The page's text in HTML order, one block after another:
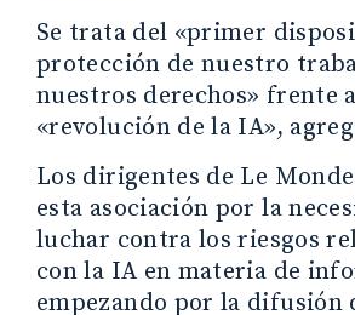
Se trata del «primer
protección de nuestro
nuestros derechos» frente
«revolución de la IA»,
Los dirigentes de Le
esta asociación por la
luchar contra los riesgos
con la IA en materia de
empezando por la difusión